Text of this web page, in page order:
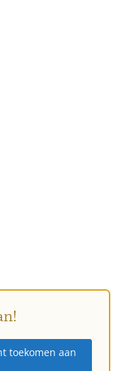
toekomen aan